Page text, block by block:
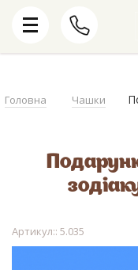
Головна Чашки
Артикул:: 5.035